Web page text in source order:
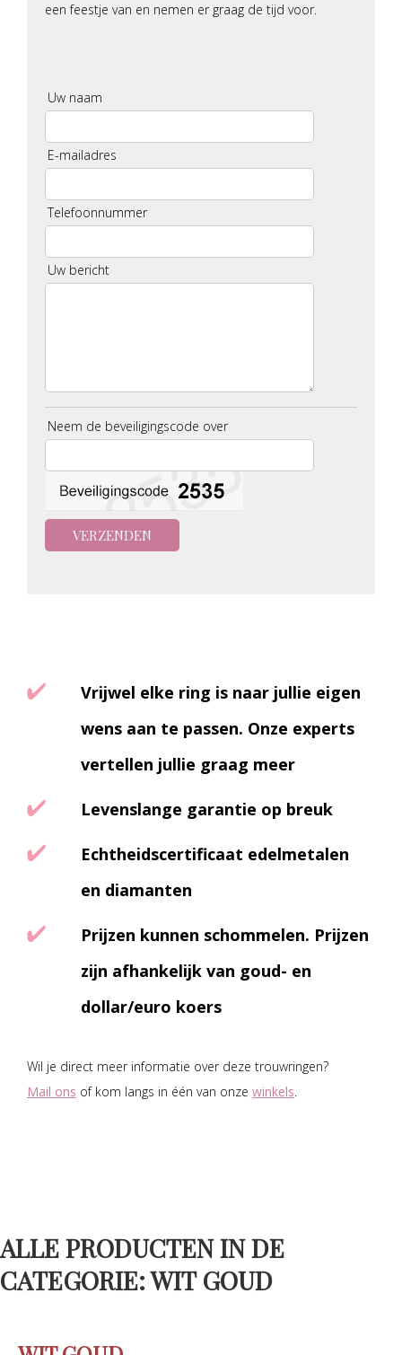
een feestje van en nemen er graag de tijd voor.
Uw naam
E-mailadres
Telefoonnummer
Uw bericht
Neem de beveiligingscode over
Vrijwel elke ring is naar jullie eigen
wens aan te passen. Onze experts
vertellen jullie graag meer
Levenslange garantie op breuk
Echtheidscertificaat edelmetalen
en diamanten
Prijzen kunnen schommelen. Prijzen
zijn afhankelijk van goud- en
dollar/euro koers
Wil je direct meer informatie over deze trouwringen?
Mail ons of kom langs in één van onze winkels.
ALLE PRODUCTEN IN DE
CATEGORIE: WIT GOUD